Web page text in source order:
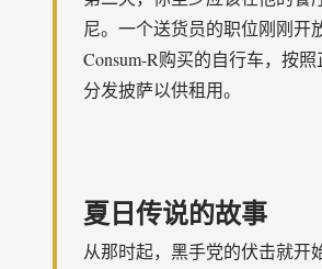
尼。一个送货员的职位刚刚开
Consum-R购买的自行车，按
分发披萨以供租用。
夏日传说的故事
从那时起，黑手党的伏击就开